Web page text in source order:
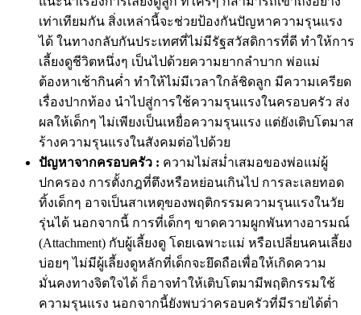
เท่าเทียมกัน สิ่งเหล่านี้จะช่วยป้องกันปัญหาความรุนแรง
ได้ ในทางกลับกันประเทศที่ไม่มีรัฐสวัสดิการที่ดี ทำให้การ
เลี้ยงดูชีวิตหนึ่งๆ เป็นไปด้วยความยากลำบาก พ่อแม่
ต้องหาเช้ากินค่ำ ทำให้ไม่มีเวลาใกล้ชิดลูก มีความเครียด
เรื่องปากท้อง นำไปสู่การใช้ความรุนแรงในครอบครัว ส่ง
ผลให้เด็กๆ ไม่เพียงเป็นเหยื่อความรุนแรง แต่ยังเติบโตมาส
ร้างความรุนแรงในสังคมต่อไปด้วย
ปัญหาจากครอบครัว : ความไม่สม่ำเสมอของพ่อแม่ผู้
ปกครอง การตั้งกฎที่ตึงหรือหย่อนเกินไป การละเลยทอด
ทิ้งเด็กๆ อาจเป็นสาเหตุของพฤติกรรมความรุนแรงในวัย
รุ่นได้ นอกจากนี้ การที่เด็กๆ ขาดความผูกพันทางอารมณ์
(Attachment) กับผู้เลี้ยงดู โดยเฉพาะแม่ หรือเปลี่ยนคนเลี้ยง
บ่อยๆ ไม่มีผู้เลี้ยงดูหลักที่เด็กจะยึดถือเพื่อให้เกิดความ
มั่นคงทางจิตใจได้ ก็อาจทำให้เติบโตมามีพฤติกรรมใช้
ความรุนแรง นอกจากนี้ยังพบว่าครอบครัวที่มีรายได้ต่ำ